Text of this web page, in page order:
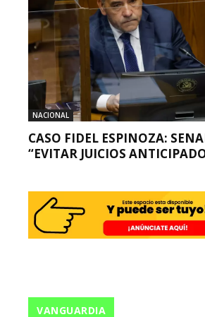
NACIONAL
CASO FIDEL ESPINOZA:
“EVITAR JUICIOS
VANGUARDIA